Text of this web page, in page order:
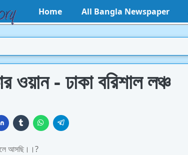
Home All Bangla Newspaper
ওয়ান - ঢাকা বরিশাল লঞ্চ
আসছি।।?